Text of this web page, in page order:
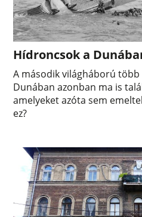
Hídroncsok a
A második világháború
Dunában azonban ma is
amelyeket azóta sem
ez?